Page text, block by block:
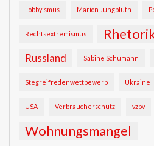
Lobbyismus Marion Jungbluth
Rechtsextremismus
Russland Sabine Schumann
Stegreifredenwettbewerb Ukraine
USA Verbraucherschutz vzbv
Wohnungsmangel